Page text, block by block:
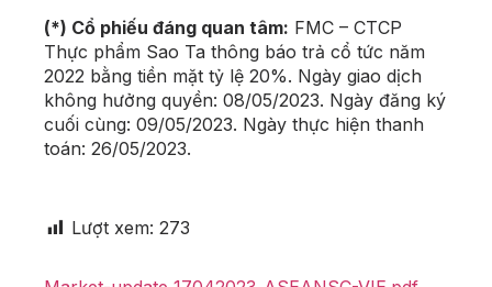
(*) Cổ phiếu đáng quan tâm: FMC – CTCP
Thực phẩm Sao Ta thông báo trả cổ tức năm
2022 bằng tiền mặt tỷ lệ 20%. Ngày giao dịch
không hưởng quyền: 08/05/2023. Ngày đăng ký
cuối cùng: 09/05/2023. Ngày thực hiện thanh
toán: 26/05/2023.
Lượt xem: 273